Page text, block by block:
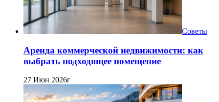
Советы
Аренда коммерческой недвижимости: как
выбрать подходящее помещение
27 Июн 2026г